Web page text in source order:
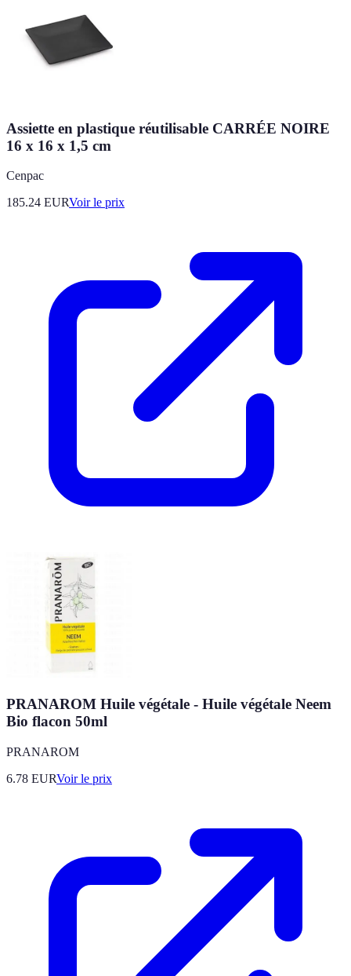
Assiette en plastique réutilisable CARRÉE NOIRE
16 x 16 x 1,5 cm
Cenpac
185.24 EURVoir le prix
PRANAROM Huile végétale - Huile végétale Neem
Bio flacon 50ml
PRANAROM
6.78 EURVoir le prix